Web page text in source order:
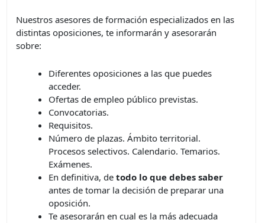
Nuestros asesores de formación especializados en las
distintas oposiciones, te informarán y asesorarán
sobre:
Diferentes oposiciones a las que puedes
acceder.
Ofertas de empleo público previstas.
Convocatorias.
Requisitos.
Número de plazas. Ámbito territorial.
Procesos selectivos. Calendario. Temarios.
Exámenes.
En definitiva, de todo lo que debes saber
antes de tomar la decisión de preparar una
oposición.
Te asesorarán en cual es la más adecuada